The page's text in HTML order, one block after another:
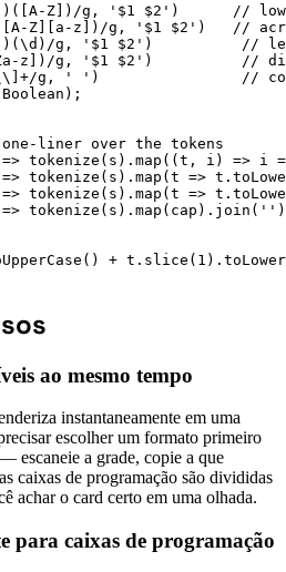
Z])/g, '$1 $2')      //
Z][a-z])/g, '$1 $2')   //
g, '$1 $2')          //
z])/g, '$1 $2')          //
g, ' ')                //
liner over the tokens
=> tokenize(s).map((t, i) =>
=> tokenize(s).map(t =>
=> tokenize(s).map(t =>
=>
+
ao mesmo tempo
instantaneamente em uma
escolher um formato primeiro
escaneie a grade, copie a que
caixas de programação são divididas
achar o card certo em uma olhada.
para caixas de programação